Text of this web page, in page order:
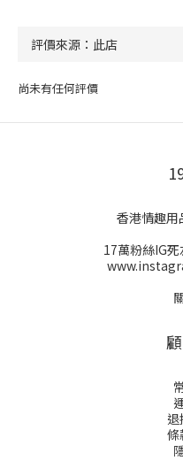
尚未有任何評價
香港情趣用
17萬粉絲IG
條